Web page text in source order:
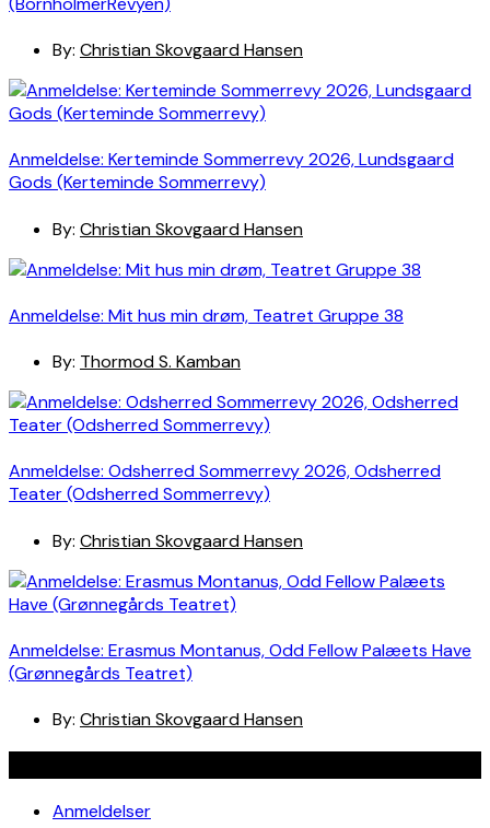
By: Christian Skovgaard Hansen
Anmeldelse: Kerteminde Sommerrevy 2026, Lundsgaard
Gods (Kerteminde Sommerrevy)
By: Christian Skovgaard Hansen
Anmeldelse: Mit hus min drøm, Teatret Gruppe 38
By: Thormod S. Kamban
Anmeldelse: Odsherred Sommerrevy 2026, Odsherred
Teater (Odsherred Sommerrevy)
By: Christian Skovgaard Hansen
Anmeldelse: Erasmus Montanus, Odd Fellow Palæets Have
(Grønnegårds Teatret)
By: Christian Skovgaard Hansen
Anmeldelser